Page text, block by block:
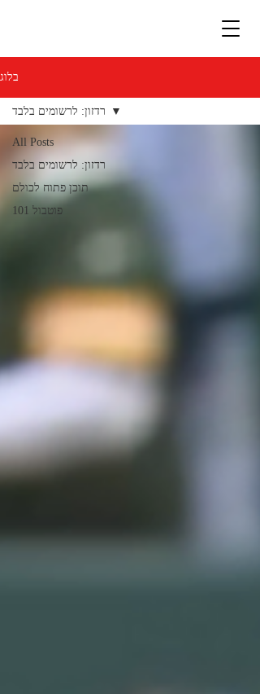
בלוג
All Posts
רדזון: לרשומים בלבד
תוכן פתוח לכולם
פוטבול 101
רדזון: לרשומים בלבד